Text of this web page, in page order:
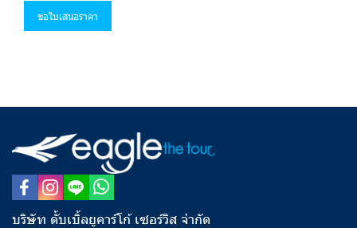
ขอใบเสนอราคา
บริษัท ดั้บเบิ้ลยูคาร์โก้ เซอร์วิส จำกัด